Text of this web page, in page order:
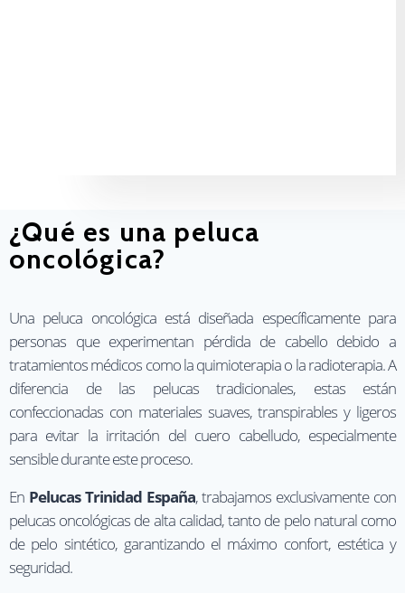
¿Qué es una peluca
oncológica?
Una peluca oncológica está diseñada específicamente para
personas que experimentan pérdida de cabello debido a
tratamientos médicos como la quimioterapia o la radioterapia. A
diferencia de las pelucas tradicionales, estas están
confeccionadas con materiales suaves, transpirables y ligeros
para evitar la irritación del cuero cabelludo, especialmente
sensible durante este proceso.
En Pelucas Trinidad España, trabajamos exclusivamente con
pelucas oncológicas de alta calidad, tanto de pelo natural como
de pelo sintético, garantizando el máximo confort, estética y
seguridad.